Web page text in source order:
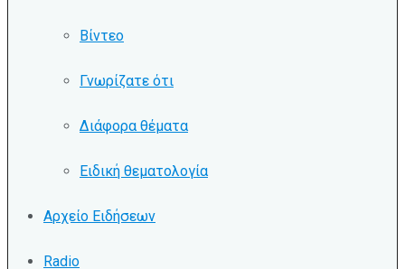
Βίντεο
Γνωρίζατε ότι
Διάφορα θέματα
Ειδική θεματολογία
Αρχείο Ειδήσεων
Radio